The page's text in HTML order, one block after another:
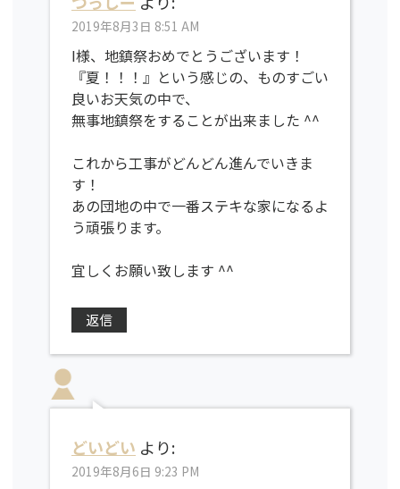
2019年8月3日 8:51 AM
I様、地鎮祭おめでとうございます！
『夏！！！』という感じの、ものすごい
良いお天気の中で、
無事地鎮祭をすることが出来ました ^^
これから工事がどんどん進んでいきま
す！
あの団地の中で一番ステキな家になるよ
う頑張ります。
宜しくお願い致します ^^
返信
どいどい より:
2019年8月6日 9:23 PM